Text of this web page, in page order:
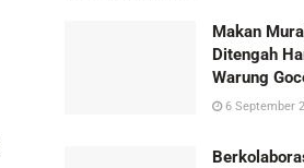
Makan
Ditengah
Warung
6 September